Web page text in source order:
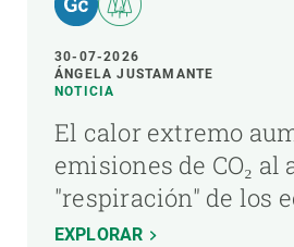
30-07-2026
ÁNGELA JUSTAMANTE
NOTICIA
El calor extremo
emisiones de CO₂ al
"respiración" de los
EXPLORAR